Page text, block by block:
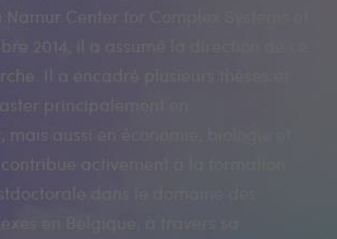
Center for Complex Systems et
2014, il a assumé la direction de ce
Il a encadré plusieurs thèses et
principalement en
aussi en économie, biologie et
activement à la formation
dans le domaine des
en Belgique, à travers sa